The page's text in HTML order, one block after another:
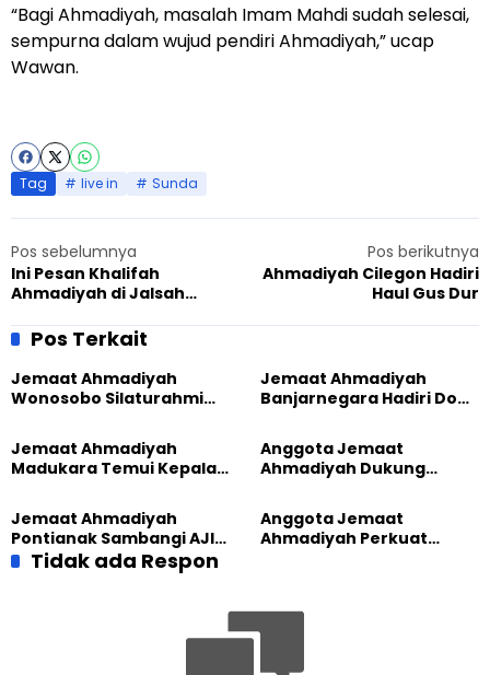
“Bagi Ahmadiyah, masalah Imam Mahdi sudah selesai,
sempurna dalam wujud pendiri Ahmadiyah,” ucap
Wawan.
Tag live in Sunda
Pos sebelumnya
Ini Pesan Khalifah
Ahmadiyah di Jalsah
Pos berikutnya
Ahmadiyah Cilegon Hadiri
Haul Gus Dur
Pos Terkait
Jemaat Ahmadiyah
Wonosobo Silaturahmi
GPdI Eben Haezer
Jemaat Ahmadiyah
Banjarnegara Hadiri Doa
Jemaat Ahmadiyah
Madukara Temui Kepala
Komitmen Jaga
Kerukunan
Anggota Jemaat
Ahmadiyah Dukung
Jemaat Ahmadiyah
Pontianak Sambangi AJI,
Bahas Kolaborasi Positif
Anggota Jemaat
Ahmadiyah Perkuat
Yogyakarta
Tidak ada Respon